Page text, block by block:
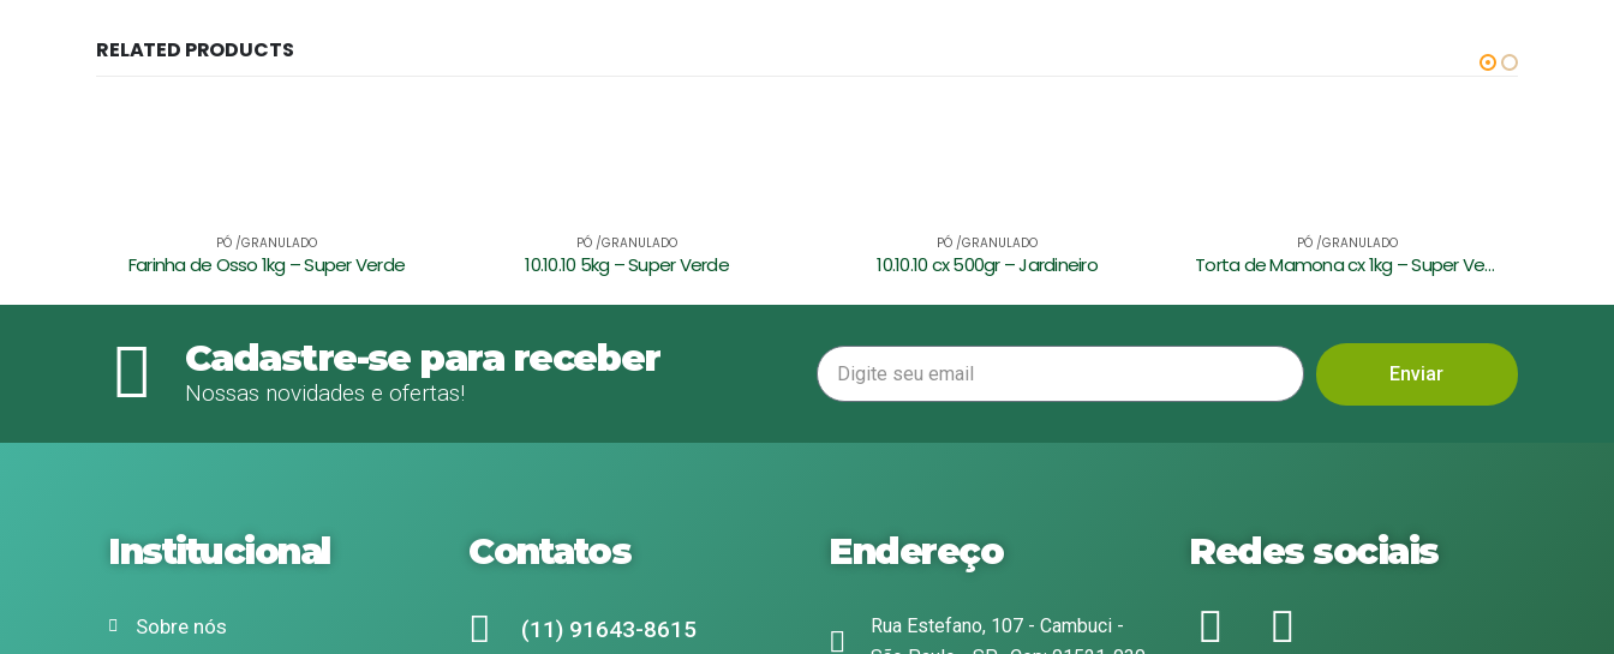
RELATED PRODUCTS
PÓ /GRANULADO
10.10.10 5kg – Super Verde
PÓ /GRANULADO
10.10.10 cx 500gr – Jardineiro
PÓ /GRANULADO PÓ /GRANULADO
Farinha de Osso cx 500gr – Jardineiro
Cadastre-se para receber
Nossas novidades e ofertas!
Enviar
Institucional
Sobre nós
Contatos
(11) 91643-8615
Endereço
Rua Estefano, 107 - Cambuci -
Redes sociais